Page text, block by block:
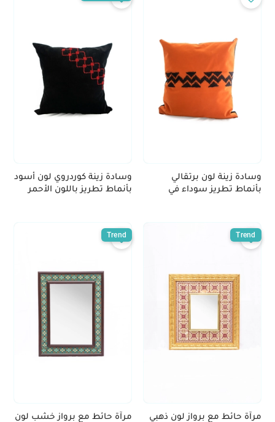
وسادة زينة لون برتقالي
بأنماط تطريز سوداء في
وسادة زينة كوردروي لون أسود
بأنماط تطريز باللون الأحمر
مرآة حائط مع برواز لون ذهبي
Trend
مرآة حائط مع برواز خشب لون
Trend